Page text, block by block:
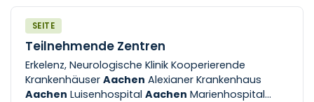
Oberarzt toschmidt ukaachen de
SEITE
Teilnehmende Zentren
Erkelenz, Neurologische Klinik Kooperierende
Krankenhäuser Aachen Alexianer Krankenhaus
Aachen Luisenhospital Aachen Marienhospital